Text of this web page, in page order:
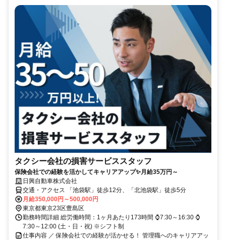
タクシー会社の損害サービススタッフ
保険会社での経験を活かしてキャリアアップ✨月給35万円～
日興自動車株式会社
交通・アクセス 「池袋駅」徒歩12分、「北池袋駅」徒歩5分
月給350,000円～500,000円
東京都東京23区豊島区
勤務時間詳細 総労働時間：1ヶ月あたり173時間 ⌚7:30～16:30 ⌚
7:30～12:00 (土・日・祝) ※シフト制
仕事内容 ／ 保険会社での経験が活かせる！ 管理職へのキャリアアッ